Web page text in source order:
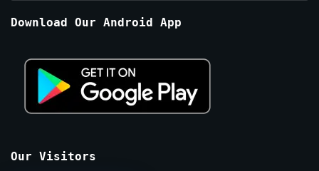
Download Our Android App
Our Visitors